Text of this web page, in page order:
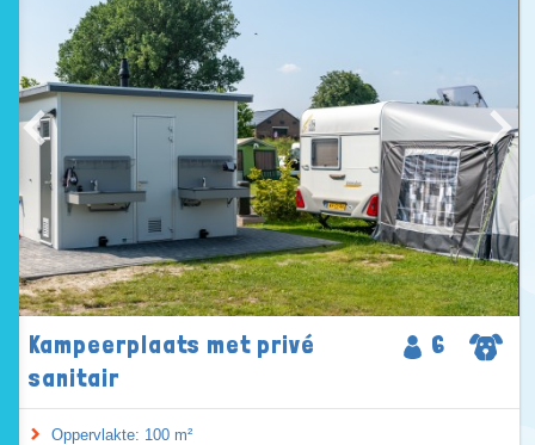
Kampeerplaats met privé
sanitair
6
Oppervlakte: 100 m²